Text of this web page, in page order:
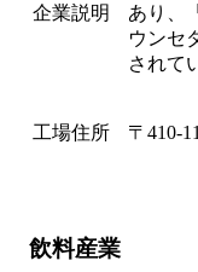
企業説明
あり、
ウンセ
されて
工場住所 〒410-
飲料産業